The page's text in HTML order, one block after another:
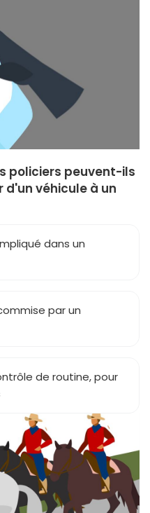
policiers peuvent-ils
véhicule à un
dans un
par un
de routine, pour